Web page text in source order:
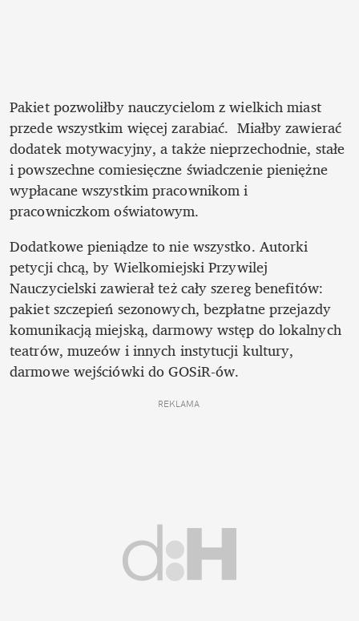
Pakiet pozwoliłby nauczycielom z wielkich miast
przede wszystkim więcej zarabiać.  Miałby zawierać
dodatek motywacyjny, a także nieprzechodnie, stałe
i powszechne comiesięczne świadczenie pieniężne
wypłacane wszystkim pracownikom i
pracowniczkom oświatowym.
Dodatkowe pieniądze to nie wszystko. Autorki
petycji chcą, by Wielkomiejski Przywilej
Nauczycielski zawierał też cały szereg benefitów:
pakiet szczepień sezonowych, bezpłatne przejazdy
komunikacją miejską, darmowy wstęp do lokalnych
teatrów, muzeów i innych instytucji kultury,
darmowe wejściówki do GOSiR-ów.
REKLAMA